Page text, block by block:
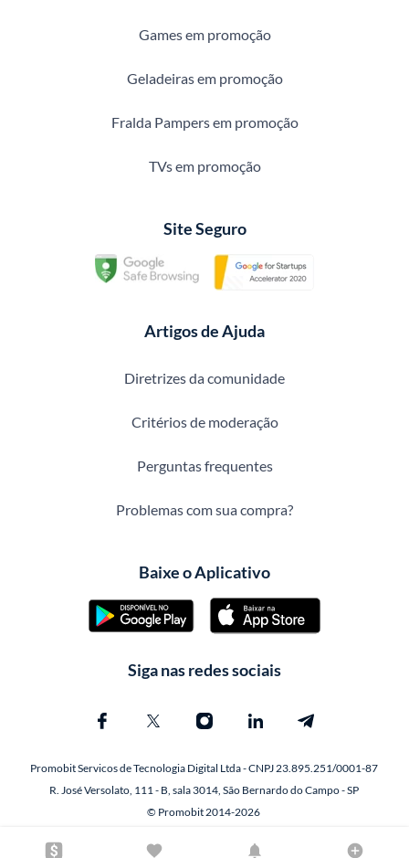
Games em promoção
Geladeiras em promoção
Fralda Pampers em promoção
TVs em promoção
Site Seguro
Artigos de Ajuda
Diretrizes da comunidade
Critérios de moderação
Perguntas frequentes
Problemas com sua compra?
Baixe o Aplicativo
Siga nas redes sociais
Promobit Servicos de Tecnologia Digital Ltda - CNPJ 23.895.251/0001-87
R. José Versolato, 111 - B, sala 3014, São Bernardo do Campo - SP
© Promobit 2014-2026